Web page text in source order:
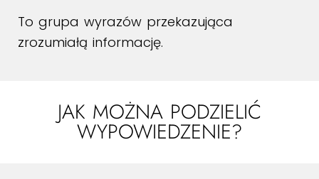
To grupa wyrazów przekazująca
zrozumiałą informację.
JAK MOŻNA PODZIELIĆ
WYPOWIEDZENIE?